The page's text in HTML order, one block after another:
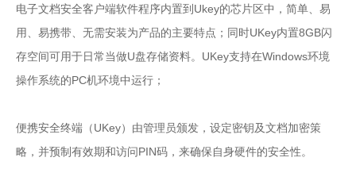
电子文档安全客户端软件程序内置到Ukey的芯片区中，简单、易
用、易携带、无需安装为产品的主要特点；同时UKey内置8GB闪
存空间可用于日常当做U盘存储资料。UKey支持在Windows环境
操作系统的PC机环境中运行；
便携安全终端（UKey）由管理员颁发，设定密钥及文档加密策
略，并预制有效期和访问PIN码，来确保自身硬件的安全性。